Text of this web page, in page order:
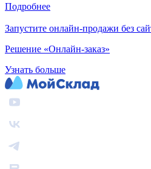
Подробнее
Запустите онлайн-продажи без
Решение «Онлайн-заказ»
Узнать больше